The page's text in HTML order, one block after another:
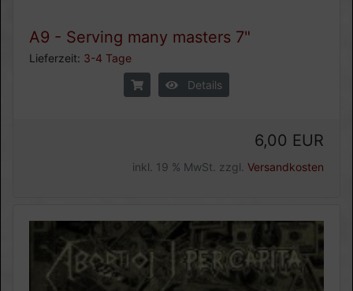
A9 - Serving many masters 7"
Lieferzeit: 3-4 Tage
Details
6,00 EUR
inkl. 19 % MwSt. zzgl. Versandkosten